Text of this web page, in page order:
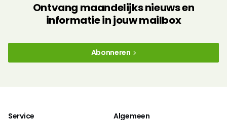
Ontvang maandelijks nieuws en
informatie in jouw mailbox
Abonneren
Service Algemeen